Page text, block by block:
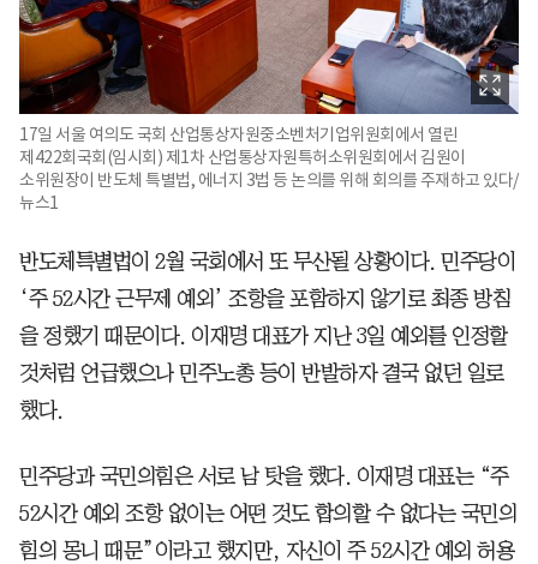
17일 서울 여의도 국회 산업통상자원중소벤처기업위원회에서 열린
제422회국회(임시회) 제1차 산업통상자원특허소위원회에서 김원이
소위원장이 반도체 특별법, 에너지 3법 등 논의를 위해 회의를 주재하고 있다/
뉴스1
반도체특별법이 2월 국회에서 또 무산될 상황이다. 민주당이
‘주 52시간 근무제 예외’ 조항을 포함하지 않기로 최종 방침
을 정했기 때문이다. 이재명 대표가 지난 3일 예외를 인정할
것처럼 언급했으나 민주노총 등이 반발하자 결국 없던 일로
했다.
민주당과 국민의힘은 서로 남 탓을 했다. 이재명 대표는 “주
52시간 예외 조항 없이는 어떤 것도 합의할 수 없다는 국민의
힘의 몽니 때문”이라고 했지만, 자신이 주 52시간 예외 허용